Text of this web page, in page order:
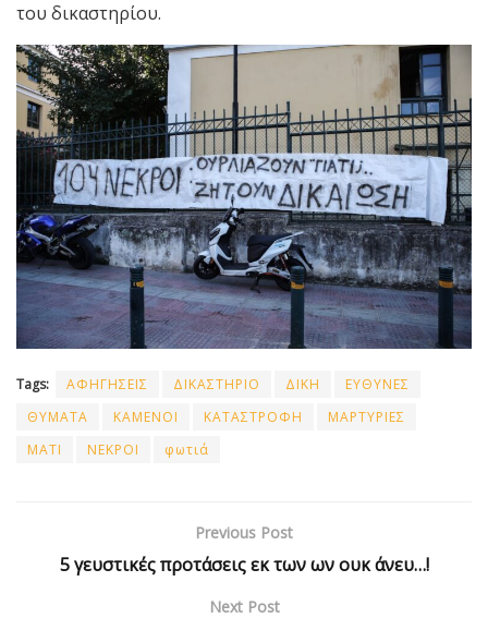
του δικαστηρίου.
Tags: ΑΦΗΓΗΣΕΙΣ ΔΙΚΑΣΤΗΡΙΟ ΔΙΚΗ
ΕΥΘΥΝΕΣ
ΘΥΜΑΤΑ
ΚΑΜΕΝΟΙ ΚΑΤΑΣΤΡΟΦΗ
ΜΑΡΤΥΡΙΕΣ
ΜΑΤΙ
ΝΕΚΡΟΙ φωτιά
Previous Post
5 γευστικές προτάσεις εκ των ων ουκ άνευ…!
Next Post